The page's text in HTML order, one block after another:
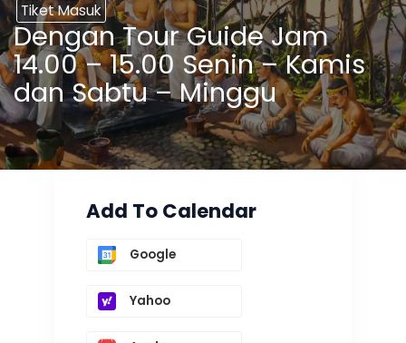
Tiket Masuk
Dengan Tour Guide Jam
14.00 – 15.00 Senin – Kamis
dan Sabtu – Minggu
Add To Calendar
Google
Yahoo